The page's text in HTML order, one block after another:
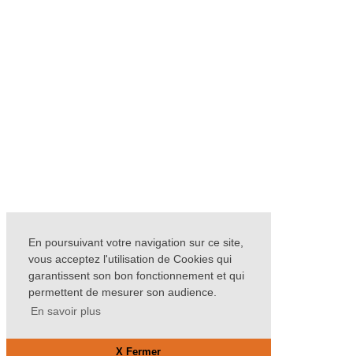
En poursuivant votre navigation sur ce site,
vous acceptez l'utilisation de Cookies qui
garantissent son bon fonctionnement et qui
permettent de mesurer son audience.
En savoir plus
X Fermer